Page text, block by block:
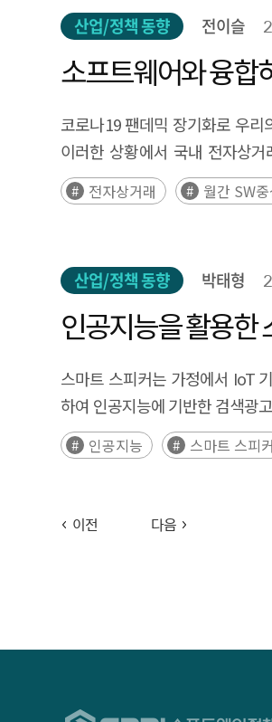
산업/정책 동향 전이슬
소프트웨어와 융합
코로나19 팬데믹 장기화로 우
이러한 상황에서 국내 전자상
성장률을 보이고 있다. 전자상
고려한다면 최근 전자상거래 시
전자상거래 월간 SW
산업/정책 동향 박태형
인공지능을 활용한
스마트 스피커는 가정에서 IoT
하여 인공지능에 기반한 검색광
인공지능 스마트 스피커
이전 다음